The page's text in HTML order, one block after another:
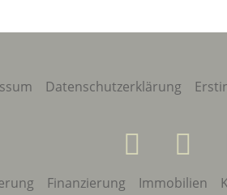
Datenschutzerklärung
Finanzierung Immobilien